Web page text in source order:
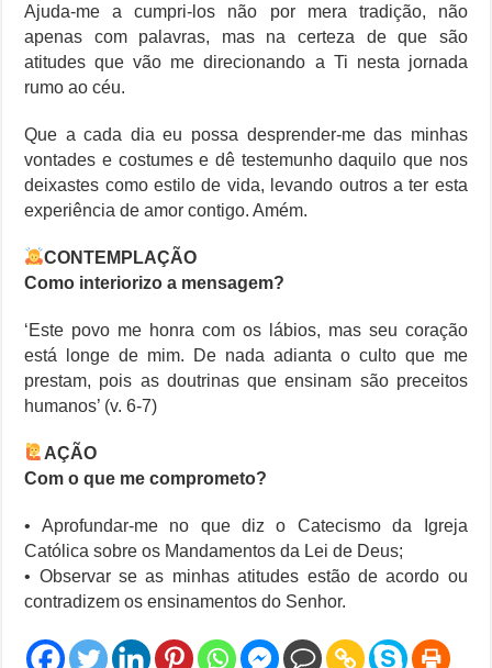
Ajuda-me a cumpri-los não por mera tradição, não
apenas com palavras, mas na certeza de que são
atitudes que vão me direcionando a Ti nesta jornada
rumo ao céu.
Que a cada dia eu possa desprender-me das minhas
vontades e costumes e dê testemunho daquilo que nos
deixastes como estilo de vida, levando outros a ter esta
experiência de amor contigo. Amém.
CONTEMPLAÇÃO
Como interiorizo a mensagem?
‘Este povo me honra com os lábios, mas seu coração
está longe de mim. De nada adianta o culto que me
prestam, pois as doutrinas que ensinam são preceitos
humanos’ (v. 6-7)
AÇÃO
Com o que me comprometo?
• Aprofundar-me no que diz o Catecismo da Igreja
Católica sobre os Mandamentos da Lei de Deus;
• Observar se as minhas atitudes estão de acordo ou
contradizem os ensinamentos do Senhor.